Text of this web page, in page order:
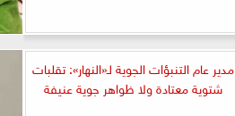
مدير عام التنبؤات الجوية لـ«النهار»: تقلبات
شتوية معتادة ولا ظواهر جوية عنيفة